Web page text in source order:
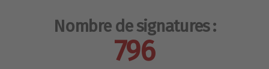
Nombre de signatures :
796